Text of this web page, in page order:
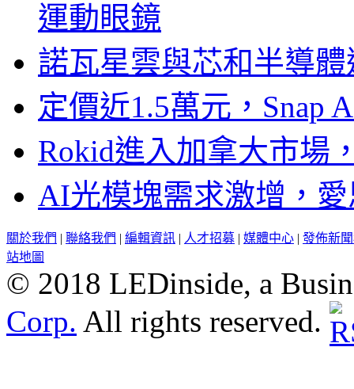
運動眼鏡
諾瓦星雲與芯和半導
定價近1.5萬元，Snap
Rokid進入加拿大市場
AI光模塊需求激增，
關於我們 | 聯絡我們 | 編輯資訊 | 人才招募 | 媒體中心 | 發佈新
站地圖
© 2018 LEDinside, a
Corp. All rights reserved.